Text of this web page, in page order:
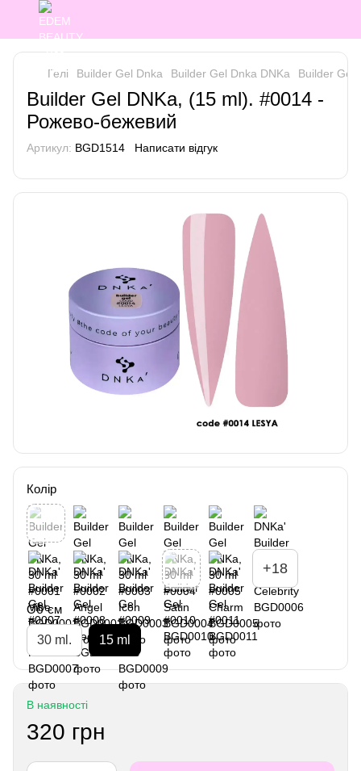
Гелі Builder Gel Dnka Builder Gel Dnka DNKa Builder Gel
Builder Gel DNKa, (15 ml). #0014 -
Рожево-бежевий
Артикул: BGD1514 Написати відгук
Колір
+18
Об`єм
30 ml. 15 ml
В наявності
320 грн